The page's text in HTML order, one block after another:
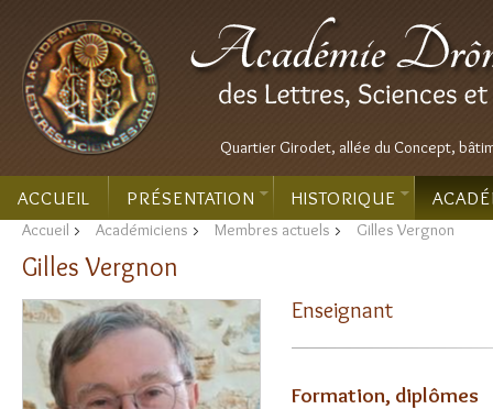
Quartier Girodet, allée du Concept,
ACCUEIL PRÉSENTATION HISTORIQUE
Accueil > Académiciens > Membres actuels > Gilles Vergnon
Gilles Vergnon
Enseignant
Formation, diplômes